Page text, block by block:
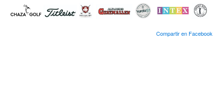
Compartir en Facebook